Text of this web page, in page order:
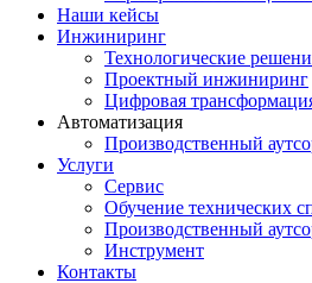
Наши кейсы
Инжиниринг
Технологические
Проектный инжиниринг
Цифровая
Автоматизация
Производственный
Услуги
Сервис
Обучение технических
Производственный
Инструмент
Контакты